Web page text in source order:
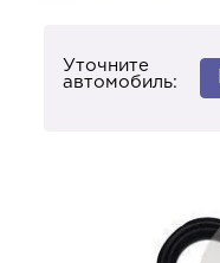
Уточните
автомобиль: